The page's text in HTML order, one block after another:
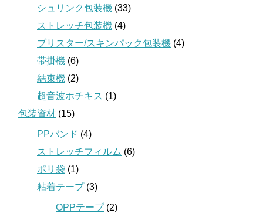
シュリンク包装機 (33)
ストレッチ包装機 (4)
ブリスター/スキンパック包装機 (4)
帯掛機 (6)
結束機 (2)
超音波ホチキス (1)
包装資材 (15)
PPバンド (4)
ストレッチフィルム (6)
ポリ袋 (1)
粘着テープ(3)
OPPテープ(2)